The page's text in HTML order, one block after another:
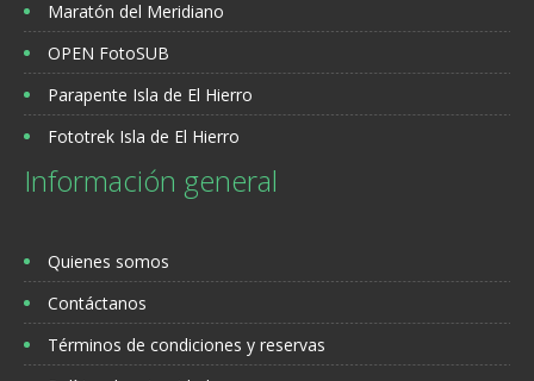
Maratón del Meridiano
OPEN FotoSUB
Parapente Isla de El Hierro
Fototrek Isla de El Hierro
Información general
Quienes somos
Contáctanos
Términos de condiciones y reservas